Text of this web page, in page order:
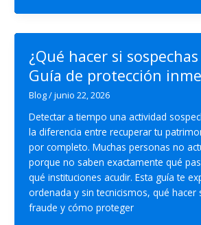
fraudes
Ecuador?
¿Qué hacer si
Guía de protección
Blog/junio 22, 2026
Detectar a tiempo una actividad
la diferencia entre recuperar tu
por completo. Muchas personas no
porque no saben exactamente qué
qué instituciones acudir. Esta guía te
ordenada y sin tecnicismos, qué hacer
fraude y cómo proteger